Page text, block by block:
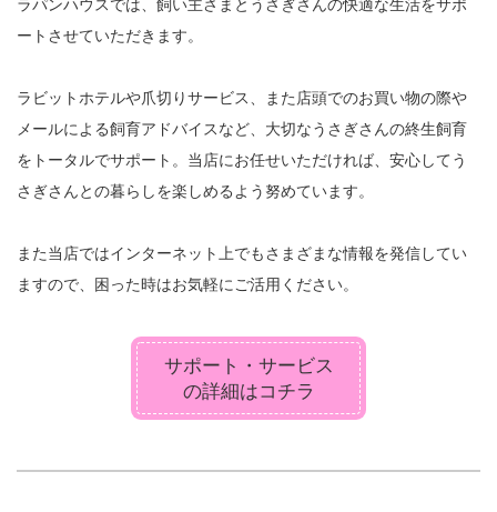
ラパンハウスでは、飼い主さまとうさぎさんの快適な生活をサポ
ートさせていただきます。
ラビットホテルや爪切りサービス、また店頭でのお買い物の際や
メールによる飼育アドバイスなど、大切なうさぎさんの終生飼育
をトータルでサポート。当店にお任せいただければ、安心してう
さぎさんとの暮らしを楽しめるよう努めています。
また当店ではインターネット上でもさまざまな情報を発信してい
ますので、困った時はお気軽にご活用ください。
サポート・サービス
の詳細はコチラ